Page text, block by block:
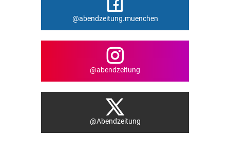
@abendzeitung.muenchen
@abendzeitung
@Abendzeitung